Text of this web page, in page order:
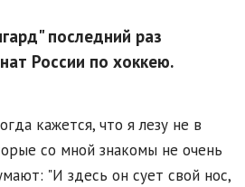
последний раз
России по хоккею.
кажется, что я лезу не в
со мной знакомы не очень
"И здесь он сует свой нос,